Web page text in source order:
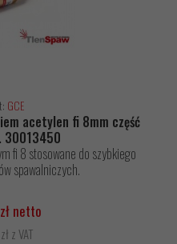
GCE
acetylen fi 8mm część
30013450
fi 8 stosowane do szybkiego
spawalniczych.
netto
z VAT